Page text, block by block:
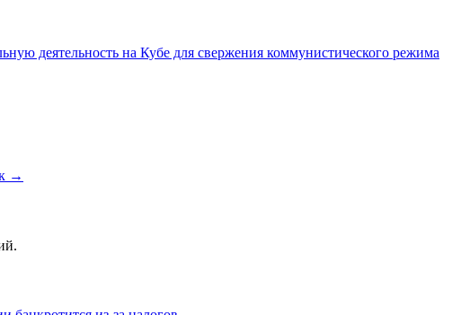
деятельность на Кубе для свержения коммунистического режима
→